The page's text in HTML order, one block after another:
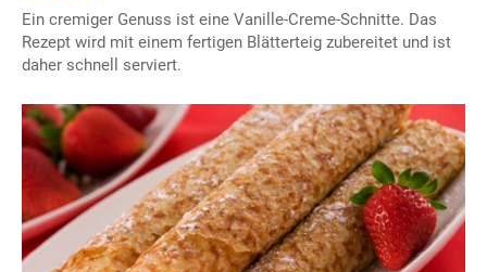
Ein cremiger Genuss ist eine Vanille-Creme-Schnitte. Das
Rezept wird mit einem fertigen Blätterteig zubereitet und ist
daher schnell serviert.